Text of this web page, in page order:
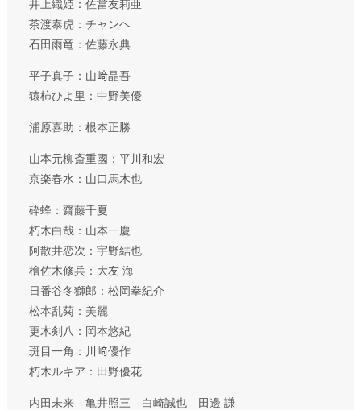
井上織姫：佐當友莉亜
茶渡泰⻁：チャンヘ
⽯⽥⾬⻯：佐藤永典
平子真子：山﨑晶吾
猿柿ひよ里：中野美優
浦原喜助：根本正勝
山本元柳斎重國：平川和宏
京楽春⽔：山⼝⾺木也
砕蜂：齋藤千夏
朽木白哉：山本一慶
阿散井恋次：宇野結也
檜佐木修兵：大友 海
日番谷冬獅郎：松岡拳紀介
松本乱菊：美麗
更木剣八：岡本悠紀
斑目一角：川﨑優作
朽木ルキア：⽥野優花
内⽥未来 亀井照三 白崎誠也 ⽥邊 謙